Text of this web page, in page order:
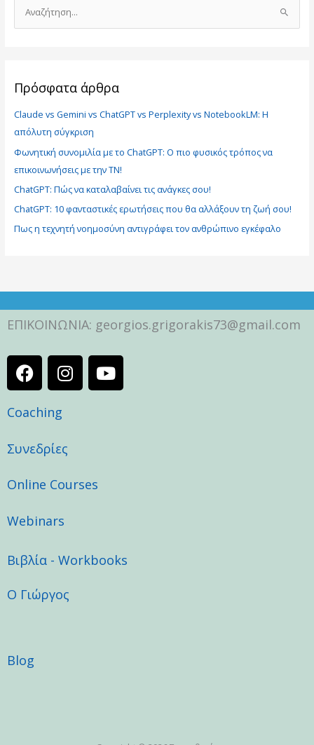
ν
ή
η
σ
η
γ
ι
α
:
Πρόσφατα άρθρα
Claude vs Gemini vs ChatGPT vs Perplexity vs NotebookLM: Η
απόλυτη σύγκριση
Φωνητική συνομιλία με το ChatGPT: Ο πιο φυσικός τρόπος να
επικοινωνήσεις με την ΤΝ!
ChatGPT: Πώς να καταλαβαίνει τις ανάγκες σου!
ChatGPT: 10 φανταστικές ερωτήσεις που θα αλλάξουν τη ζωή σου!
Πως η τεχνητή νοημοσύνη αντιγράφει τον ανθρώπινο εγκέφαλο
ΕΠΙΚΟΙΝΩΝΙΑ: georgios.grigorakis73@gmail.com
F
a
c
e
o
k
I
n
s
g
a
Y
o
u
Coaching
Συνεδρίες
Online Courses
Webinars
Βιβλία - Workbooks
Ο Γιώργος
Blog